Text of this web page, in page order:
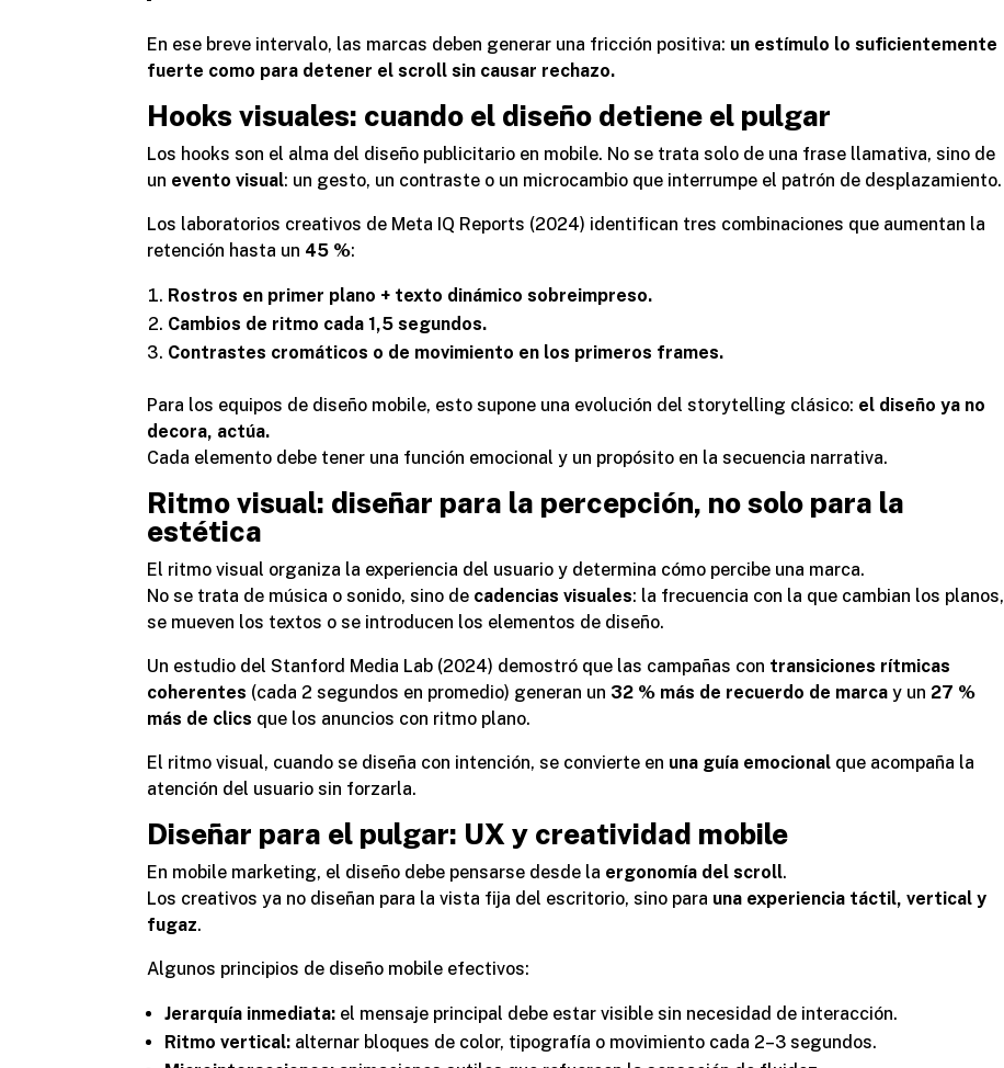
En ese breve intervalo, las marcas deben generar una fricción positiva: un estímulo lo suficientemente
fuerte como para detener el scroll sin causar rechazo.
Hooks visuales: cuando el diseño detiene el pulgar
Los hooks son el alma del diseño publicitario en mobile. No se trata solo de una frase llamativa, sino de
un evento visual: un gesto, un contraste o un microcambio que interrumpe el patrón de desplazamiento.
Los laboratorios creativos de Meta IQ Reports (2024) identifican tres combinaciones que aumentan la
retención hasta un 45 %:
Rostros en primer plano + texto dinámico sobreimpreso.
Cambios de ritmo cada 1,5 segundos.
Contrastes cromáticos o de movimiento en los primeros frames.
Para los equipos de diseño mobile, esto supone una evolución del storytelling clásico: el diseño ya no
decora, actúa.
Cada elemento debe tener una función emocional y un propósito en la secuencia narrativa.
Ritmo visual: diseñar para la percepción, no solo para la
estética
El ritmo visual organiza la experiencia del usuario y determina cómo percibe una marca.
No se trata de música o sonido, sino de cadencias visuales: la frecuencia con la que cambian los planos,
se mueven los textos o se introducen los elementos de diseño.
Un estudio delStanford Media Lab (2024) demostró que las campañas con transiciones rítmicas
coherentes (cada 2 segundos en promedio) generan un 32 % más de recuerdo de marca y un 27 %
más de clics que los anuncios con ritmo plano.
El ritmo visual, cuando se diseña con intención, se convierte en una guía emocional que acompaña la
atención del usuario sin forzarla.
Diseñar para el pulgar: UX y creatividad mobile
En mobile marketing, el diseño debe pensarse desde la ergonomía del scroll.
Los creativos ya no diseñan para la vista fija del escritorio, sino para una experiencia táctil, vertical y
fugaz.
Algunos principios de diseño mobile efectivos:
Jerarquía inmediata: el mensaje principal debe estar visible sin necesidad de interacción.
Ritmo vertical: alternar bloques de color, tipografía o movimiento cada 2–3 segundos.